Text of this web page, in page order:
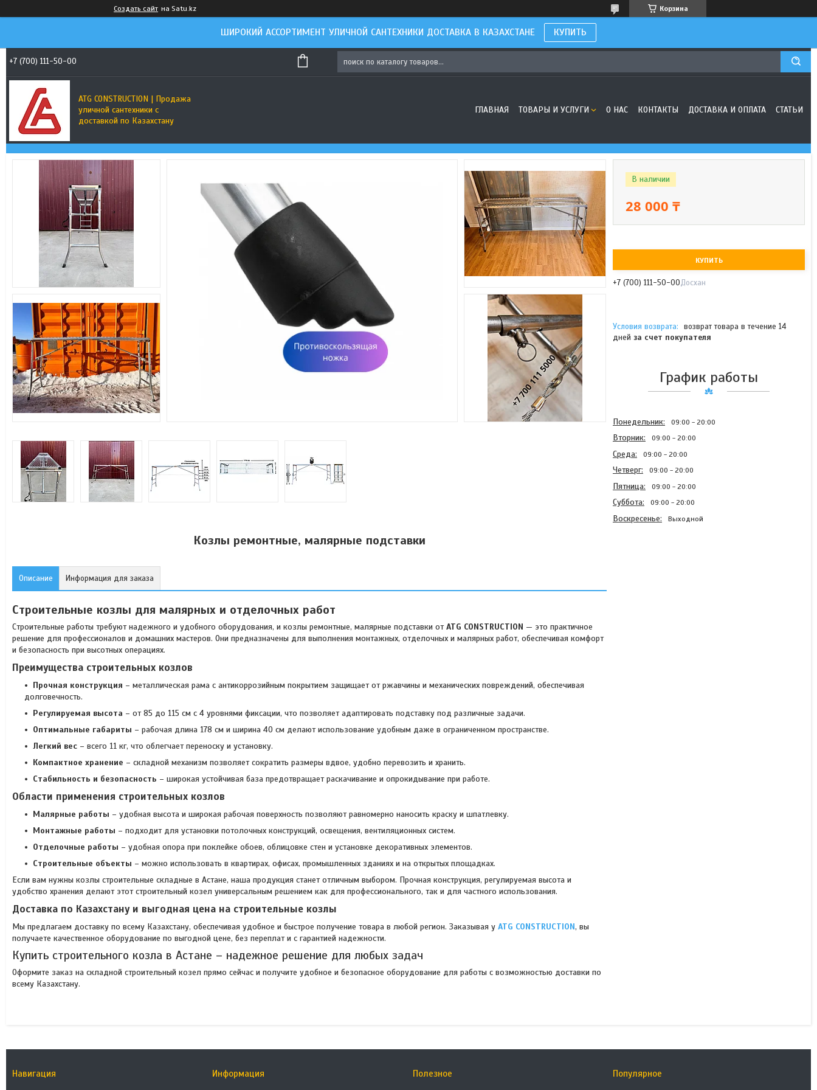
Создать сайт на Satu.kz Корзина
ШИРОКИЙ АССОРТИМЕНТ УЛИЧНОЙ САНТЕХНИКИ ДОСТАВКА В КАЗАХСТАНЕ КУПИТЬ
+7 (700) 111-50-00
ATG CONSTRUCTION | Продажа
уличной сантехники с
доставкой по Казахстану
ГЛАВНАЯ ТОВАРЫ И УСЛУГИ О НАС КОНТАКТЫ ДОСТАВКА И ОПЛАТА СТАТЬИ
Козлы ремонтные, малярные подставки
Описание Информация для заказа
Строительные козлы для малярных и отделочных работ
Строительные работы требуют надежного и удобного оборудования, и козлы ремонтные, малярные подставки отATG CONSTRUCTION — это практичное
решение для профессионалов и домашних мастеров. Они предназначены для выполнения монтажных, отделочных и малярных работ, обеспечивая комфорт
и безопасность при высотных операциях.
Преимущества строительных козлов
Прочная конструкция – металлическая рама с антикоррозийным покрытием защищает от ржавчины и механических повреждений, обеспечивая
долговечность.
Регулируемая высота – от 85 до 115 см с 4 уровнями фиксации, что позволяет адаптировать подставку под различные задачи.
Оптимальные габариты – рабочая длина 178 см и ширина 40 см делают использование удобным даже в ограниченном пространстве.
Легкий вес – всего 11 кг, что облегчает переноску и установку.
Компактное хранение – складной механизм позволяет сократить размеры вдвое, удобно перевозить и хранить.
Стабильность и безопасность – широкая устойчивая база предотвращает раскачивание и опрокидывание при работе.
Области применения строительных козлов
Малярные работы – удобная высота и широкая рабочая поверхность позволяют равномерно наносить краску и шпатлевку.
Монтажные работы – подходит для установки потолочных конструкций, освещения, вентиляционных систем.
Отделочные работы – удобная опора при поклейке обоев, облицовке стен и установке декоративных элементов.
Строительные объекты – можно использовать в квартирах, офисах, промышленных зданиях и на открытых площадках.
Если вам нужны козлы строительные складные в Астане, наша продукция станет отличным выбором. Прочная конструкция, регулируемая высота и
удобство хранения делают этот строительный козел универсальным решением как для профессионального, так и для частного использования.
Доставка по Казахстану и выгодная цена на строительные козлы
Мы предлагаем доставку по всему Казахстану, обеспечивая удобное и быстрое получение товара в любой регион. Заказывая у ATG CONSTRUCTION, вы
получаете качественное оборудование по выгодной цене, без переплат и с гарантией надежности.
Купить строительного козла в Астане – надежное решение для любых задач
Оформите заказ на складной строительный козел прямо сейчас и получите удобное и безопасное оборудование для работы с возможностью доставки по
всему Казахстану.
В наличии
28 000 ₸
КУПИТЬ
+7 (700) 111-50-00Досхан
возврат товара в течение 14
дней за счет покупателя
График работы
Понедельник 09:00 20:00
Вторник 09:00 20:00
Среда 09:00 20:00
Четверг 09:00 20:00
Пятница 09:00 20:00
Суббота 09:00 20:00
Воскресенье Выходной
Навигация Информация Полезное Популярное